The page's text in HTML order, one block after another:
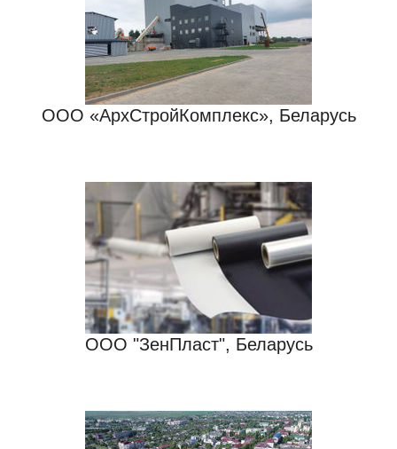
ООО «АрхСтройКомплекc», Беларусь
ООО "ЗенПласт", Беларусь